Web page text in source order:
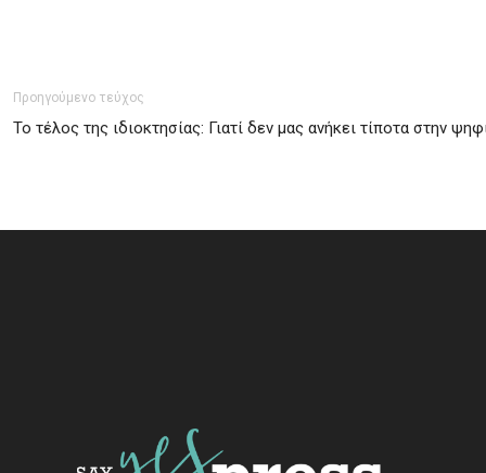
Προηγούμενο τεύχος
Το τέλος της ιδιοκτησίας: Γιατί δεν μας ανήκει τίποτα στην